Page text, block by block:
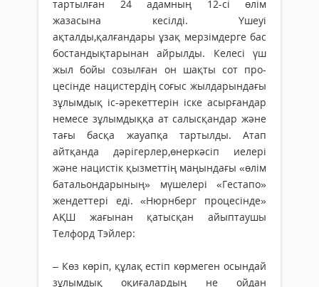
тартылған 24 адамның 12-сі өлім
жазасына кесілді. Үшеуі
ақталды,қалғандары ұзақ мерзімдерге бас
бостандықтарынан айрылды. Келесі үш
жыл бойы созылған он шақты сот про­
цесінде нацистердің соғыс жылдарындағы
зұ­лым­дық іс-әрекеттерін іске асырғандар
немесе зұлым­дыққа ат салысқандар және
тағы басқа жауапқа тартылды. Атап
айтқанда дәрігерлер,өнеркәсіп иелері
және нацистік қызметтің маңындағы «өлім
бата­льон­дарының» мүшелері «Гестапо»
жендеттері еді. «Нюрнберг процесінде»
АҚШ жағынан қатысқан айыптаушы
Телфорд Тэйлер:
– Көз көріп, құлақ естіп көрмеген осындай
зұлымдық оқиғалардың не ойдан